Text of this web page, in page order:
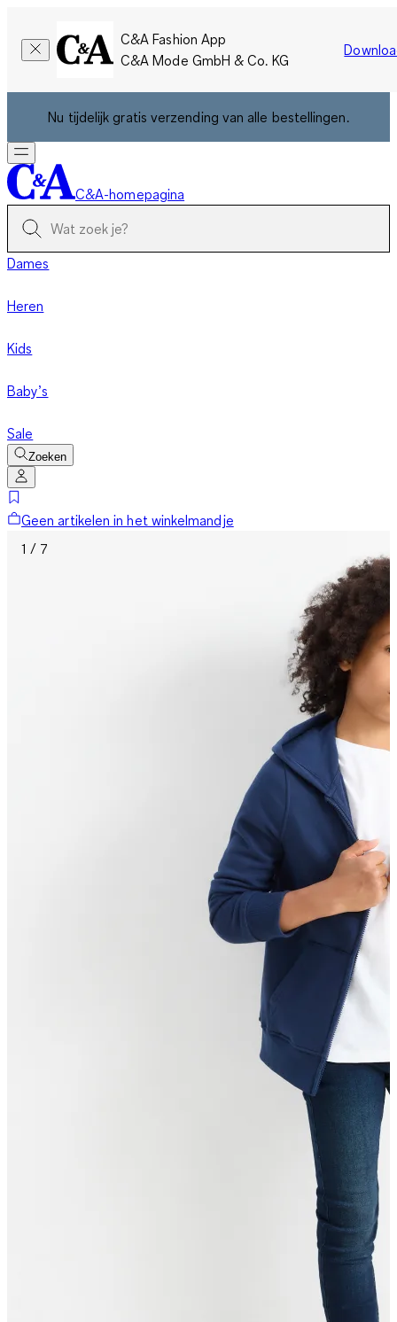
C&A Fashion App
C&A Mode GmbH & Co. KG
Nu tijdelijk gratis verzending van alle bestellingen.
C&A-homepagina
Dames
Heren
Kids
Baby’s
Sale
Zoeken
Geen artikelen in het winkelmandje
1 / 7